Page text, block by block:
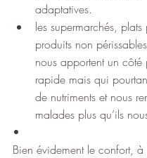
adaptatives.
les supermarchés, plats
produits non
nous apportent un côté
rapide mais qui
de nutriments et nous
malades plus qu’ils
•
Bien évidement le confort, à